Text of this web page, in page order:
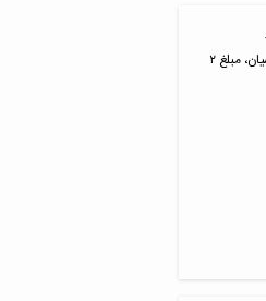
با امضای تفاهم‌نامه بین وزارت تعاون، وزارت میراث فرهنگی، سازمان بهزیستی و بانک پارسیان، مبلغ ۲